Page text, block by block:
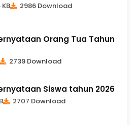
2986 Download
Orang Tua Tahun
2739 Download
Siswa tahun 2026
2707 Download